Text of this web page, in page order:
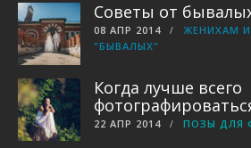
Советы от
08 АПР 2014
ЖЕНИХАМ
"БЫВАЛЫХ"
Когда лучше всего
22 АПР 2014 ПОЗЫ ДЛЯ